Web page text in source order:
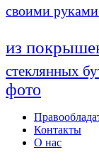
своими руками
из
стеклянных
фото
Контакты
О нас